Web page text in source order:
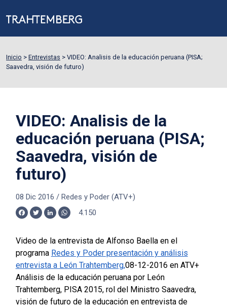
Inicio > Entrevistas > VIDEO: Analisis de la educación peruana (PISA;
Saavedra, visión de futuro)
VIDEO: Analisis de la
educación peruana (PISA;
Saavedra, visión de
futuro)
08 Dic 2016 / Redes y Poder (ATV+)
Facebook
TwitterLinkedInWhatsApp
4.150
Video de la entrevista de Alfonso Baella en el
programa Redes y Poder presentación y análisis
entrevista a León Trahtemberg,08-12-2016 en ATV+
Análisis de la educación peruana por León
Trahtemberg, PISA 2015, rol del Ministro Saavedra,
visión de futuro de la educación en entrevista de